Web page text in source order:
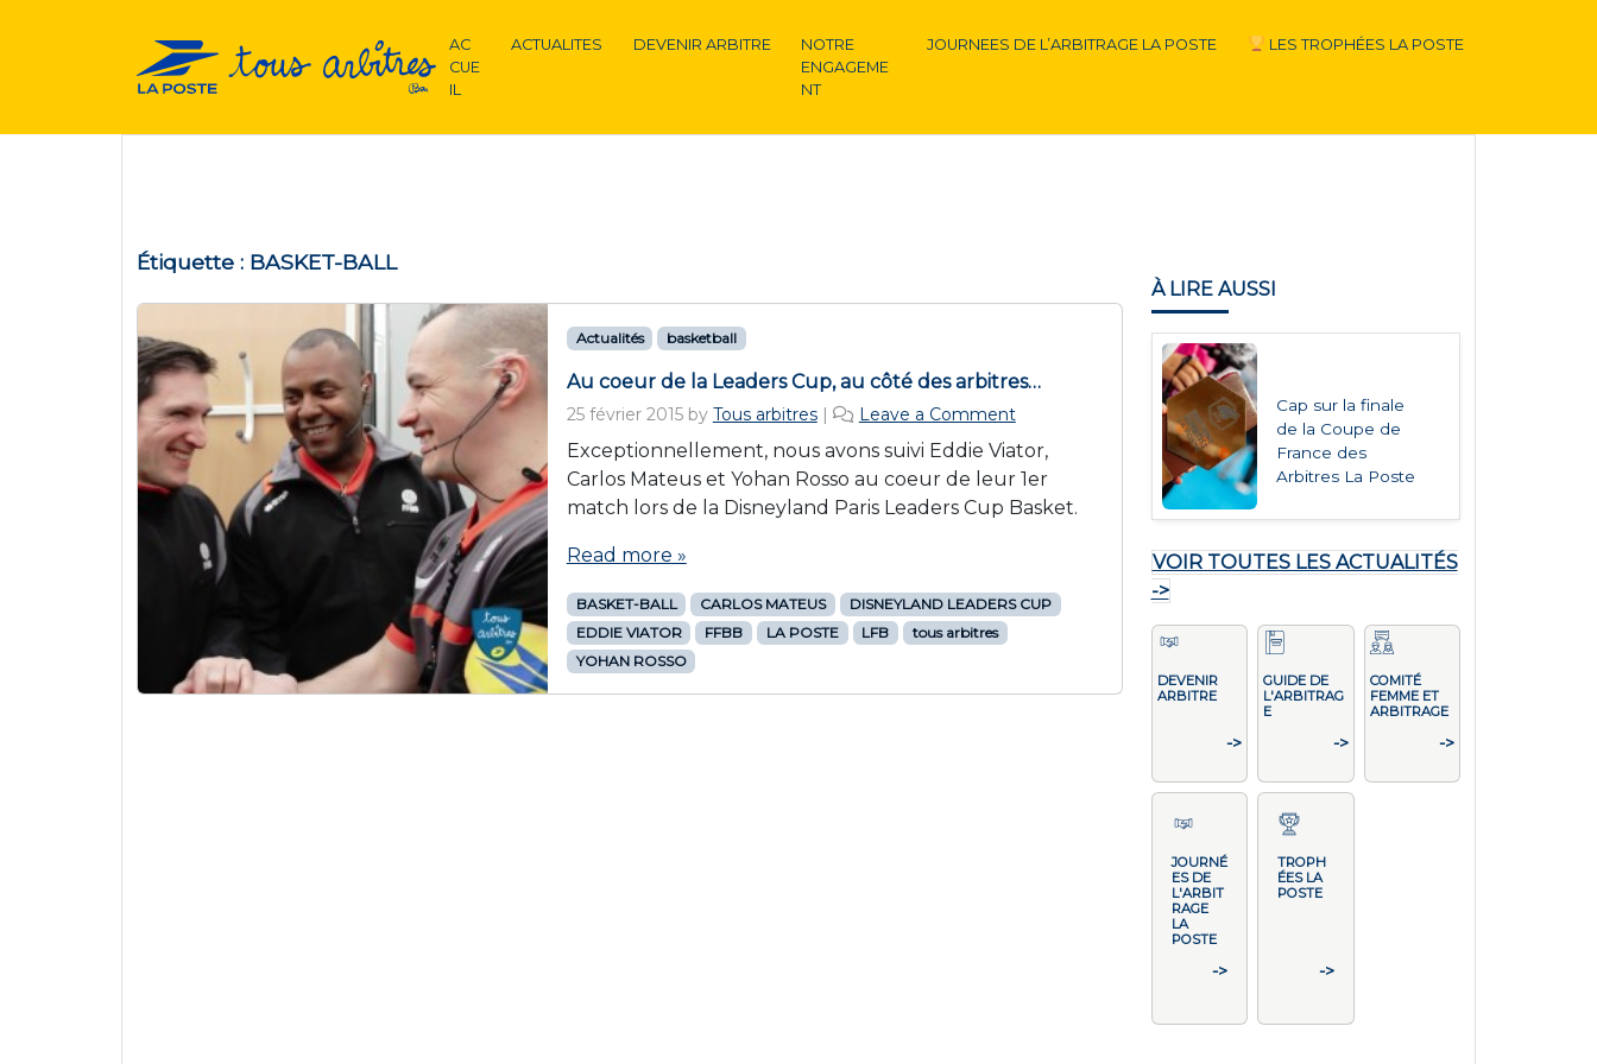
AC
CUE
IL
ACTUALITES DEVENIR ARBITRE
NOTRE
ENGAGEME
NT
JOURNEES DE L’ARBITRAGE LA POSTE LES TROPHÉES LA POSTE
Étiquette : BASKET-BALL
Actualités basketball
Au coeur de la Leaders Cup, au côté des arbitres…
25 février 2015by Tous arbitres | Leave a Comment
Exceptionnellement, nous avons suivi Eddie Viator,
Carlos Mateus et Yohan Rosso au coeur de leur 1er
match lors de la Disneyland Paris Leaders Cup Basket.
Read more »
BASKET-BALL CARLOS MATEUS
DISNEYLAND LEADERS CUP
EDDIE VIATOR
FFBB LA POSTE LFB
tous arbitres
YOHAN ROSSO
À LIRE AUSSI
Cap sur la finale
de la Coupe de
France des
Arbitres La Poste
VOIR TOUTES LES ACTUALITÉS
->
DEVENIR
ARBITRE
->
GUIDE DE
L'ARBITRAG
E
->
COMITÉ
FEMME ET
ARBITRAGE
->
JOURNÉ
ES DE
L'ARBIT
RAGE
LA
POSTE
->
TROPH
ÉES LA
POSTE
->